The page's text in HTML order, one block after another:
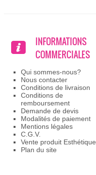
INFORMATIONS
COMMERCIALES
Qui sommes-nous?
Nous contacter
Conditions de livraison
Conditions de
remboursement
Demande de devis
Modalités de paiement
Mentions légales
C.G.V.
Vente produit Esthétique
Plan du site